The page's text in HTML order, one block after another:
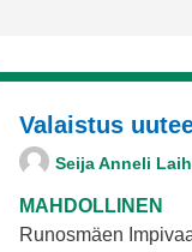
Valaistus
Seija Anneli
MAHDOLLINEN
Runosmäen